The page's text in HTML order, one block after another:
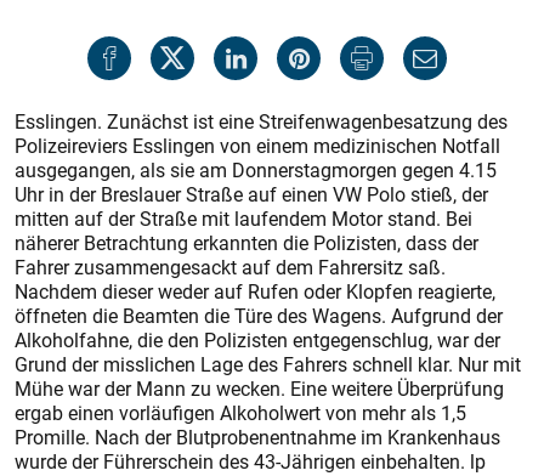
Esslingen. Zunächst ist eine Streifenwagenbesatzung des
Polizeireviers Esslingen von einem medizinischen Notfall
ausgegangen, als sie am Donnerstagmorgen gegen 4.15
Uhr in der Breslauer Straße auf einen VW Polo stieß, der
mitten auf der Straße mit laufendem Motor stand. Bei
näherer Betrachtung erkannten die Polizisten, dass der
Fahrer zusammengesackt auf dem Fahrersitz saß.
Nachdem dieser weder auf Rufen oder Klopfen reagierte,
öffneten die Beamten die Türe des Wagens. Aufgrund der
Alkoholfahne, die den Polizisten entgegenschlug, war der
Grund der misslichen Lage des Fahrers schnell klar. Nur mit
Mühe war der Mann zu wecken. Eine weitere Überprüfung
ergab einen vorläufigen Alkoholwert von mehr als 1,5
Promille. Nach der Blutprobenentnahme im Krankenhaus
wurde der Führerschein des 43-Jährigen einbehalten. lp